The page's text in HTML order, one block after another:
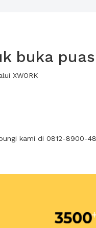
buka
XWORK
kami di 0812-8900-